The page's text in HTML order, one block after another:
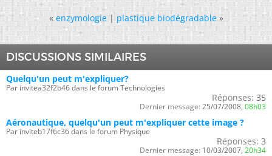
« enzymologie|plastique biodégradable »
DISCUSSIONS SIMILAIRES
Quelqu'un peut m'expliquer?
Par invitea32f2b46 dans le forum Technologies
Réponses: 35
Dernier message: 25/07/2008, 08h03
Aéronautique, quelqu'un peut m'expliquer cette image ?
Par inviteb17f6c36 dans le forum Physique
Réponses: 3
Dernier message: 10/03/2007, 20h34